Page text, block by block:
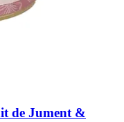
de Jument &